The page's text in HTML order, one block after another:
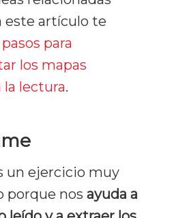
este artículo te
para
los mapas
la lectura.
un ejercicio muy
porque nos ayuda a